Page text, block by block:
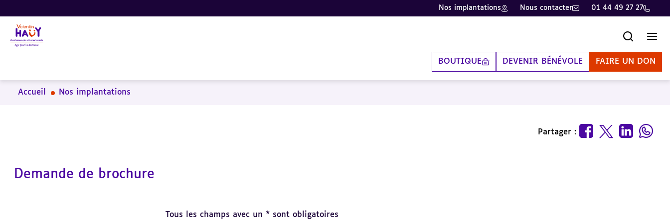
Aller
au
contenu
principal
Aller
au
pied
de
Aller
à
la
recherche
Nos implantations Nous contacter 01 44 49 27 27
BOUTIQUE DEVENIR BÉNÉVOLE FAIRE UN DON
Accueil Nos implantations
Partager :
Demande de brochure
Tous les champs avec un * sont obligatoires